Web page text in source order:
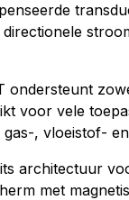
ondersteunt
voor vele
, vloeistof-
architectuur
met